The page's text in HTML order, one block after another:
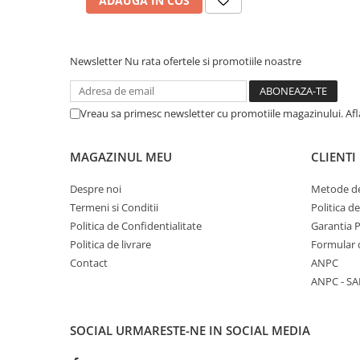
Articole Birotica
Instrumente de scris
Organizare si Arhivare
Articole scolare
Caiete si Carnetele scolare
Coperti, Mape, Etichete
Ghiozdane si Penare scolare
Instrumente de scris
Consumabile & Accesorii
Newsletter Nu rata ofertele si promotiile noastre
Vreau sa primesc newsletter cu promotiile magazinului.
MAGAZINUL MEU
Despre noi
Termeni si Conditii
Politica de Confidentialitate
Politica de livrare
Contact
CLIENTI
Metode
Politica
Garantia
Formular
ANPC
ANPC -
SOCIAL URMARESTE-NE IN SOCIAL MEDIA